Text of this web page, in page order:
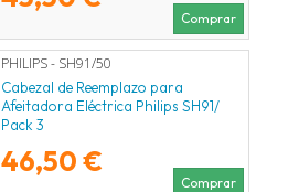
Comprar
PHILIPS - SH91/50
Cabezal de Reemplazo para
Afeitadora Eléctrica Philips SH91/
Pack 3
46,50 €
Comprar